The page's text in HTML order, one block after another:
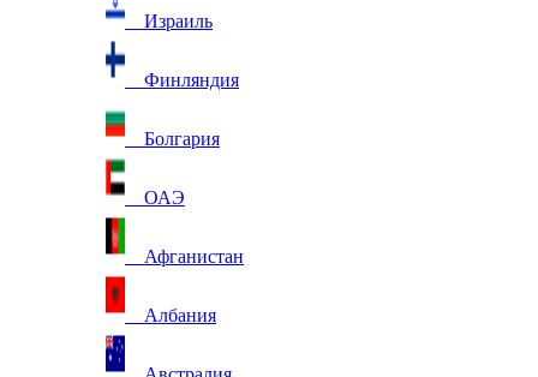
Израиль
Финляндия
Болгария
ОАЭ
Афганистан
Албания